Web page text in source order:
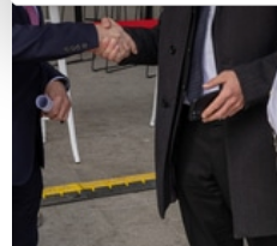
bestimmten Merkmalen
Erfahren Sie mehr darüber,
verarbeitet werden, und
Abschnitt Einzelheitenfest.
Wir verwenden Cookies, um
personalisieren, Funktionen
zu können und die Zugriffe